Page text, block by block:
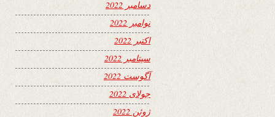
دسامبر 2022
نوامبر 2022
اکتبر 2022
سپتامبر 2022
آگوست 2022
جولای 2022
ژوئن 2022